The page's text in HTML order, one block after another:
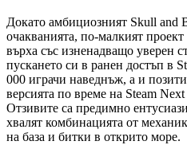
Докато амбициозният Skull and
очакванията, по-малкият
върха със изненадващо уверен
пускането си в ранен достъп в
000 играчи наведнъж, а и
версията по време на Steam
Отзивите са предимно
хвалят комбинацията от
на база и битки в открито море.